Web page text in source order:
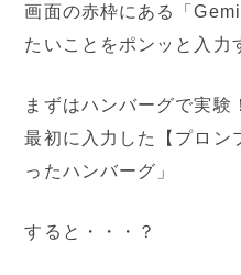
画面の赤枠にある「
たいことをポンッと入力
まずはハンバーグで実験！
最初に入力した【プロン
ったハンバーグ」
すると・・・？